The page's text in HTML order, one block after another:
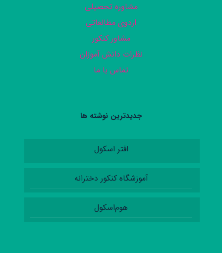
مشاوره تحصیلی
اردوی مطالعاتی
مشاور کنکور
نظرات دانش آموزان
تماس با ما
جدیدترین نوشته ها
افتر اسکول
آموزشگاه کنکور دخترانه
هوم‌اسکول